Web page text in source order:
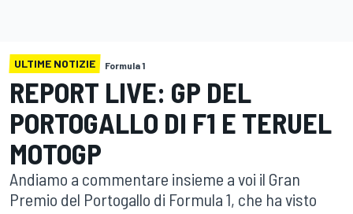
ULTIME NOTIZIE Formula 1
REPORT LIVE: GP DEL
PORTOGALLO DI F1 E TERUEL
MOTOGP
Andiamo a commentare insieme a voi il Gran
Premio del Portogallo di Formula 1, che ha visto